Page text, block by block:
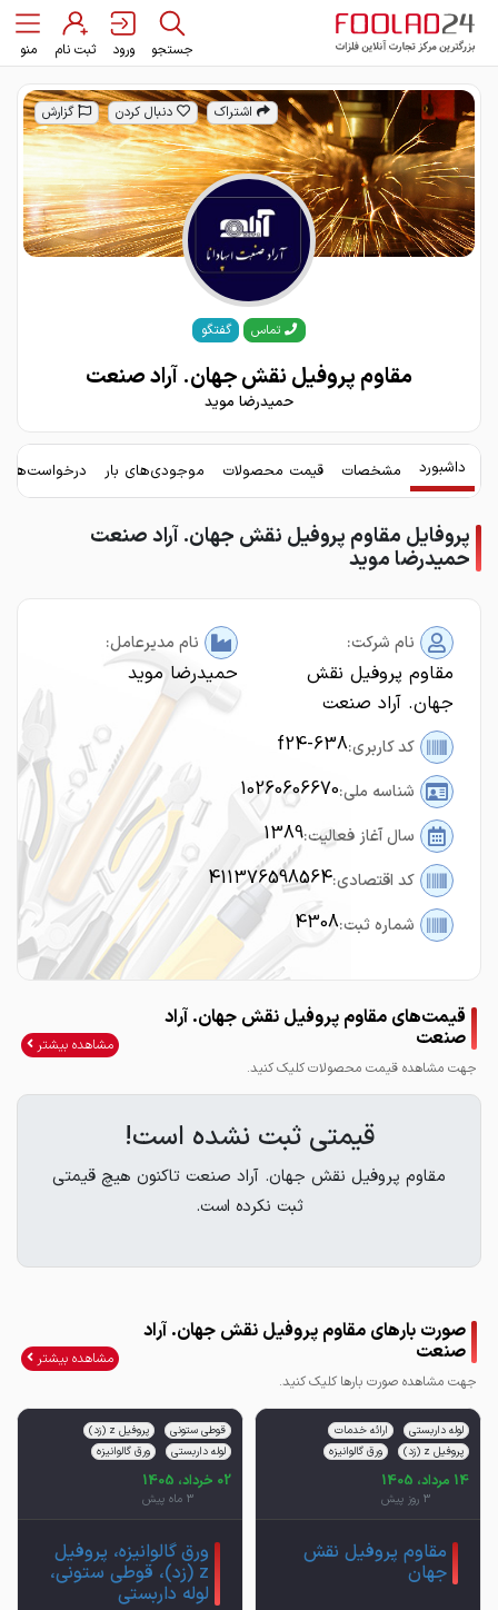
جستجو ورود ثبت نام منو
اشتراک دنبال کردن گزارش
تماس گفتگو
مقاوم پروفیل نقش جهان. آراد صنعت
حمیدرضا موید
داشبورد مشخصات قیمت محصولات موجودی‌های بار
پروفایل مقاوم پروفیل نقش جهان. آراد صنعت
حمیدرضا موید
نام شرکت:
مقاوم پروفیل نقش
جهان. آراد صنعت
نام مدیرعامل:
حمیدرضا موید
کد کاربری:f24-638
شناسه ملی:10260606670
سال آغاز فعالیت:1389
کد اقتصادی:411376598564
شماره ثبت:4308
قیمت‌های مقاوم پروفیل نقش جهان. آراد
صنعت
جهت مشاهده قیمت محصولات کلیک کنید.
مشاهده بیشتر
قیمتی ثبت نشده است!
مقاوم پروفیل نقش جهان. آراد صنعت تاکنون هیچ قیمتی
ثبت نکرده است.
صورت بارهای مقاوم پروفیل نقش جهان. آراد
صنعت
جهت مشاهده صورت بارها کلیک کنید.
مشاهده بیشتر
لوله داربستی
ارائه خدمات
پروفیل z (زد)
ورق گالوانیزه
14 مرداد، 1405
3 روز پیش
مقاوم پروفیل نقش
جهان
قوطی ستونی
پروفیل z (زد)
لوله داربستی
ورق گالوانیزه
02 خرداد، 1405
3 ماه پیش
ورق گالوانیزه، پروفیل
z (زد)، قوطی ستونی،
لوله داربستی